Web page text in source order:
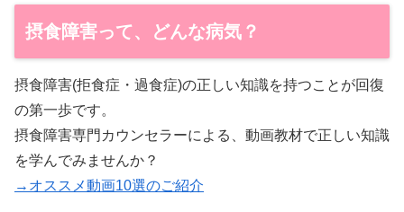
摂食障害って、どんな病気？
摂食障害(拒食症・過食症)の正しい知識を持つことが回復
の第一歩です。
摂食障害専門カウンセラーによる、動画教材で正しい知識
を学んでみませんか？
→オススメ動画10選のご紹介